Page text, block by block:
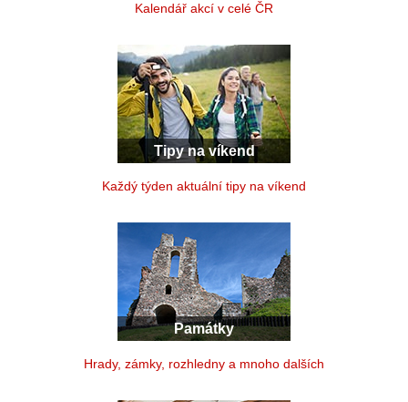
Kalendář akcí v celé ČR
Tipy na víkend
Každý týden aktuální tipy na víkend
Památky
Hrady, zámky, rozhledny a mnoho dalších